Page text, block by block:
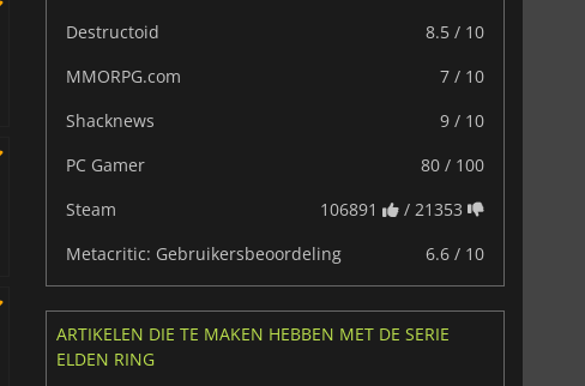
Destructoid
8.5 / 10
MMORPG.com
7 / 10
Shacknews
9 / 10
PC Gamer
80 / 100
Steam
106891
/ 21353
Metacritic: Gebruikersbeoordeling
6.6 / 10
ARTIKELEN DIE TE MAKEN HEBBEN MET DE SERIE
ELDEN RING